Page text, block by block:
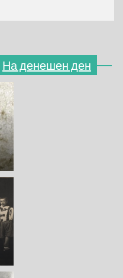
На денешен ден